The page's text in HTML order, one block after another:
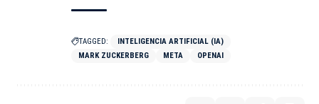
TAGGED:
INTELIGENCIA ARTIFICIAL (IA)
MARK ZUCKERBERG
META OPENAI